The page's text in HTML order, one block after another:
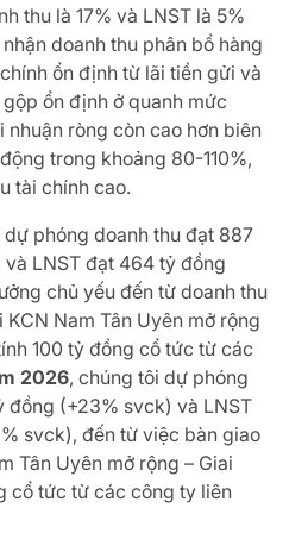
thu là 17% và LNST là 5%
doanh thu phân bổ hàng
ổn định từ lãi tiền gửi và
ổn định ở quanh mức
ròng còn cao hơn biên
trong khoảng 80-110%,
tài chính cao.
dự phóng doanh thu đạt 887
LNST đạt 464 tỷ đồng
chủ yếu đến từ doanh thu
Nam Tân Uyên mở rộng
100 tỷ đồng cổ tức từ các
2026, chúng tôi dự phóng
đồng (+23% svck) và LNST
svck), đến từ việc bàn giao
Tân Uyên mở rộng – Giai
cổ tức từ các công ty liên